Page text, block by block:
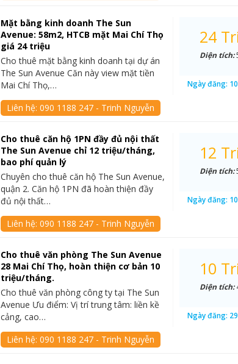
Mặt bằng kinh doanh The Sun
Avenue: 58m2, HTCB mặt Mai Chí Thọ
giá 24 triệu
Cho thuê mặt bằng kinh doanh tại dự án
The Sun Avenue Căn này view mặt tiền
Mai Chí Thọ,…
Liên hệ:090 1188 247 - Trinh Nguyễn
24
Diện tích:
Ngày đăng:
Cho thuê căn hộ 1PN đầy đủ nội thất
The Sun Avenue chỉ 12 triệu/tháng,
bao phí quản lý
Chuyên cho thuê căn hộ The Sun Avenue,
quận 2. Căn hộ 1PN đã hoàn thiện đầy
đủ nội thất…
Liên hệ:090 1188 247 - Trinh Nguyễn
12
Diện tích:
Ngày đăng:
Cho thuê văn phòng The Sun Avenue
28 Mai Chí Thọ, hoàn thiện cơ bản 10
triệu/tháng.
Cho thuê văn phòng công ty tại The Sun
Avenue Ưu điểm: Vị trí trung tâm: liền kề
cảng, cao…
Liên hệ:090 1188 247 - Trinh Nguyễn
10
Diện tích:
Ngày đăng: